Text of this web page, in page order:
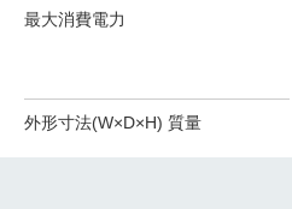
最大消費電力
外形寸法(W×D×H) 質量
大320W（AT-PWR
7.6
441×447×44mm 7.3